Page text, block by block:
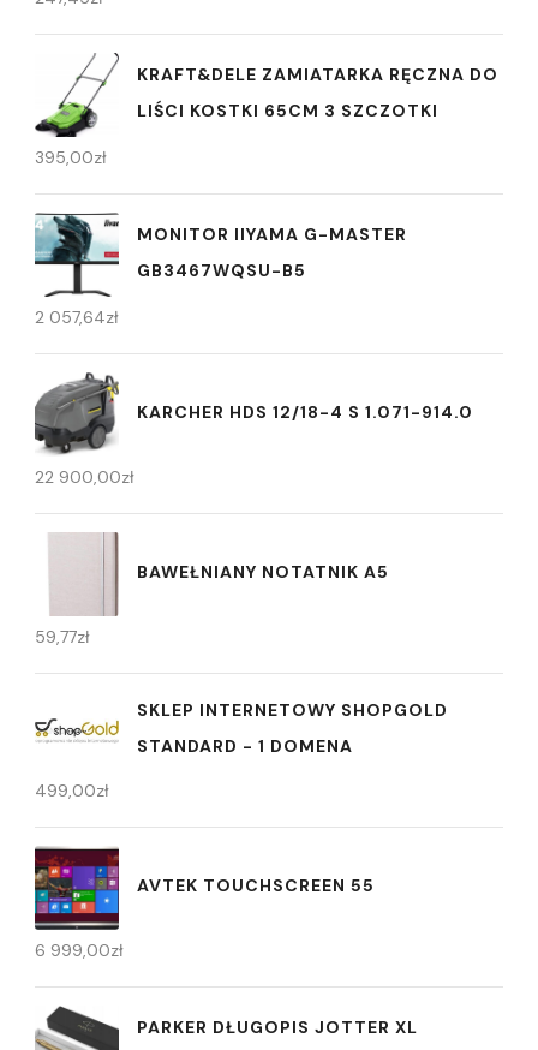
KRAFT&DELE ZAMIATARKA RĘCZNA DO
LIŚCI KOSTKI 65CM 3 SZCZOTKI
395,00zł
MONITOR IIYAMA G-MASTER
GB3467WQSU-B5
2 057,64zł
KARCHER HDS 12/18-4 S 1.071-914.0
22 900,00zł
BAWEŁNIANY NOTATNIK A5
59,77zł
SKLEP INTERNETOWY SHOPGOLD
STANDARD - 1 DOMENA
499,00zł
AVTEK TOUCHSCREEN 55
6 999,00zł
PARKER DŁUGOPIS JOTTER XL